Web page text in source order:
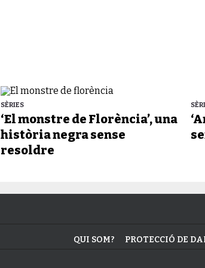
SÈRIES
‘El monstre de Florència’, una
història negra sense
resoldre
QUI SOM? PROTECCIÓ DE